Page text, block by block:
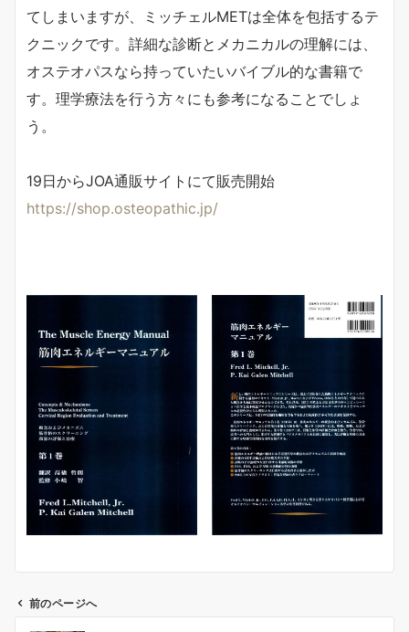
てしまいますが、ミッチェルMETは全体を包括するテ
クニックです。詳細な診断とメカニカルの理解には、
オステオパスなら持っていたいバイブル的な書籍で
す。理学療法を行う方々にも参考になることでしょ
う。
19日からJOA通販サイトにて販売開始
https://shop.osteopathic.jp/
前のページへ